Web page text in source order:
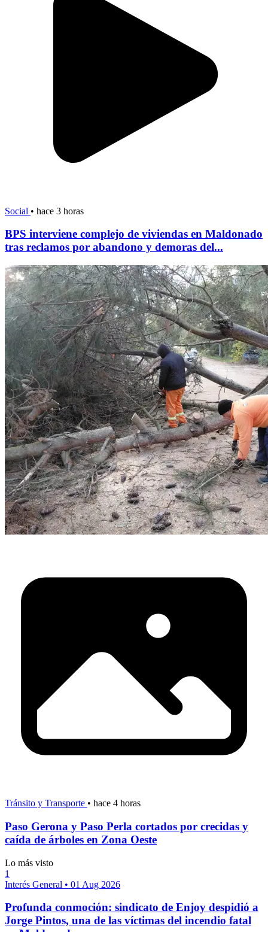
Social • hace 3 horas
BPS interviene complejo de viviendas en Maldonado
tras reclamos por abandono y demoras del...
Tránsito y Transporte • hace 4 horas
Paso Gerona y Paso Perla cortados por crecidas y
caída de árboles en Zona Oeste
Lo más visto
1
Interés General • 01 Aug 2026
Profunda conmoción: sindicato de Enjoy despidió a
Jorge Pintos, una de las víctimas del incendio fatal